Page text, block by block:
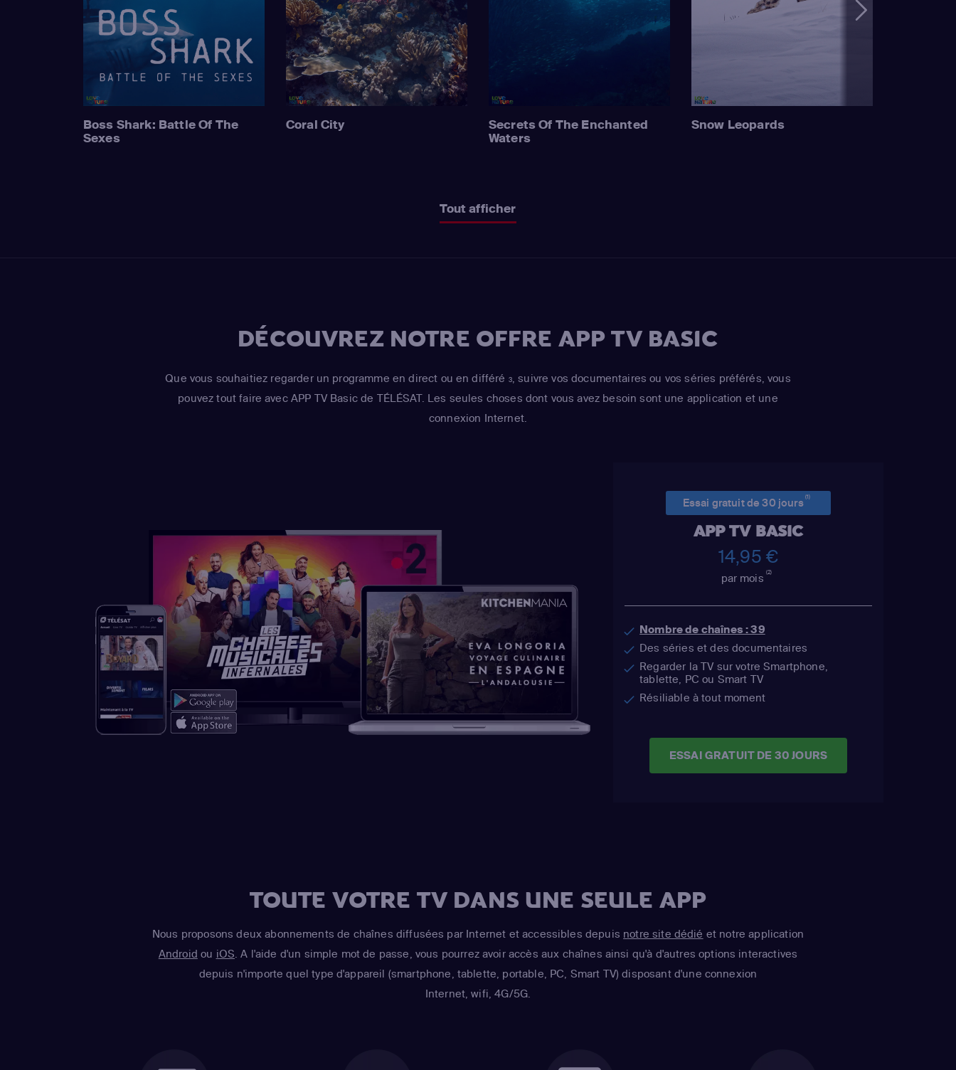
Boss Shark: Battle Of The
Sexes
Coral City
Secrets Of The Enchanted
Waters
Snow Leopards
Tout afficher
DÉCOUVREZ NOTRE OFFRE APP TV BASIC
Que vous souhaitiez regarder un programme en direct ou en différé 3, suivre vos documentaires ou vos séries préférés, vous
pouvez tout faire avec APP TV Basic de TÉLÉSAT. Les seules choses dont vous avez besoin sont une application et une
connexion Internet.
Essai gratuit de 30 jours(1)
APP TV BASIC
14,95 €
par mois(2)
Nombre de chaînes : 39
Des séries et des documentaires
Regarder la TV sur votre Smartphone,
tablette, PC ou Smart TV
Résiliable à tout moment
ESSAI GRATUIT DE 30 JOURS
TOUTE VOTRE TV DANS UNE SEULE APP
Nous proposons deux abonnements de chaînes diffusées par Internet et accessibles depuis notre site dédié et notre application
Android ou iOS. A l'aide d'un simple mot de passe, vous pourrez avoir accès aux chaînes ainsi qu'à d'autres options interactives
depuis n'importe quel type d'appareil (smartphone, tablette, portable, PC, Smart TV) disposant d'une connexion
Internet, wifi, 4G/5G.